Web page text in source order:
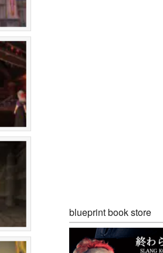
blueprint book store